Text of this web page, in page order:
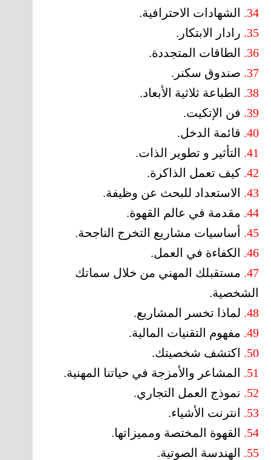
34.
الشهادات الاحترافية.
35. رادار الابتكار.
36.
الطاقات المتجددة.
37. صندوق سكنر.
38.
الطباعة ثلاثية الأبعاد.
39. فن الإتكيت.
40. قائمة الدخل.
41.
التأثير و تطوير الذات.
42. كيف تعمل الذاكرة.
43.
الاستعداد للبحث عن وظيفة.
44. مقدمة في عالم القهوة.
45.
أساسيات مشاريع التخرج الناجحة.
46.
الكفاءة في العمل.
47. مستقبلك المهني من خلال سماتك
الشخصية.
48. لماذا تخسر المشاريع.
49. مفهوم التقنيات المالية.
50.
اكتشف شخصيتك.
51.
المشاعر والأمزجة في حياتنا المهنية.
52. نموذج العمل التجاري.
53.
انترنت الأشياء.
54.
القهوة المختصة ومميزاتها.
55.
الهندسة الصوتية.